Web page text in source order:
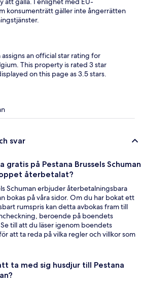
konsumenträtt gäller inte ångerrätten
an official star rating for
This property is rated 3 star
on this page as 3.5 stars.
svar
gratis på Pestana Brussels Schuman
återbetalat?
Schuman erbjuder återbetalningsbara
bokas på våra sidor. Om du har bokat ett
rumspris kan detta avbokas fram till
beroende på boendets
till att du läser igenom boendets
att ta reda på vilka regler och villkor som
ta med sig husdjur till Pestana